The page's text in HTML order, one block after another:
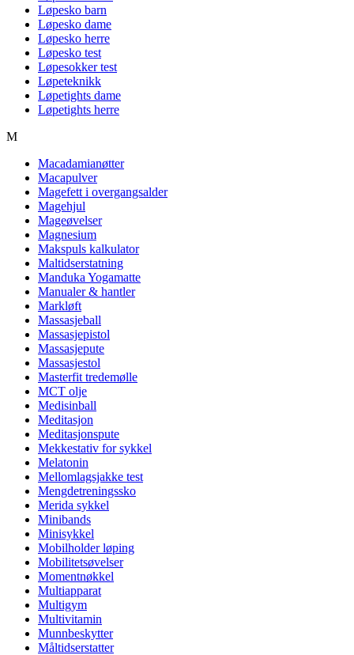
Løpesko barn
Løpesko dame
Løpesko herre
Løpesko test
Løpesokker test
Løpeteknikk
Løpetights dame
Løpetights herre
M
Macadamianøtter
Macapulver
Magefett i overgangsalder
Magehjul
Mageøvelser
Magnesium
Makspuls kalkulator
Maltidserstatning
Manduka Yogamatte
Manualer & hantler
Markløft
Massasjeball
Massasjepistol
Massasjepute
Massasjestol
Masterfit tredemølle
MCT olje
Medisinball
Meditasjon
Meditasjonspute
Mekkestativ for sykkel
Melatonin
Mellomlagsjakke test
Mengdetreningssko
Merida sykkel
Minibands
Minisykkel
Mobilholder løping
Mobilitetsøvelser
Momentnøkkel
Multiapparat
Multigym
Multivitamin
Munnbeskytter
Måltidserstatter